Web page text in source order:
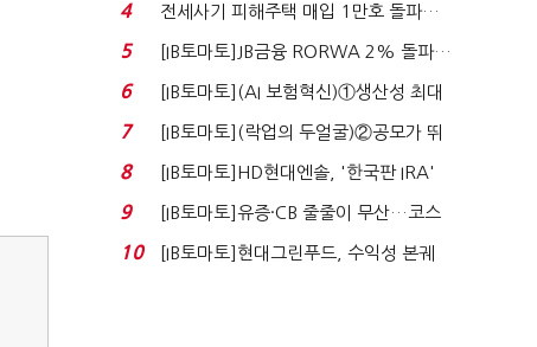
4
전세사기 피해주택 매입 1만호 돌파…
누적 피해자 4만2...
5
[IB토마토]JB금융 RORWA 2% 돌파…
실적 견인은 은행 ...
6
[IB토마토](AI 보험혁신)①생산성 최대
80% 개선…현실...
7
[IB토마토](락업의 두얼굴)②공모가 뛰
자 첫날 매도…FI ...
8
[IB토마토]HD현대엔솔, '한국판 IRA'
수혜 부상…세액공...
9
[IB토마토]유증·CB 줄줄이 무산…코스
닥 벌점 급증에 ...
10
[IB토마토]현대그린푸드, 수익성 본궤